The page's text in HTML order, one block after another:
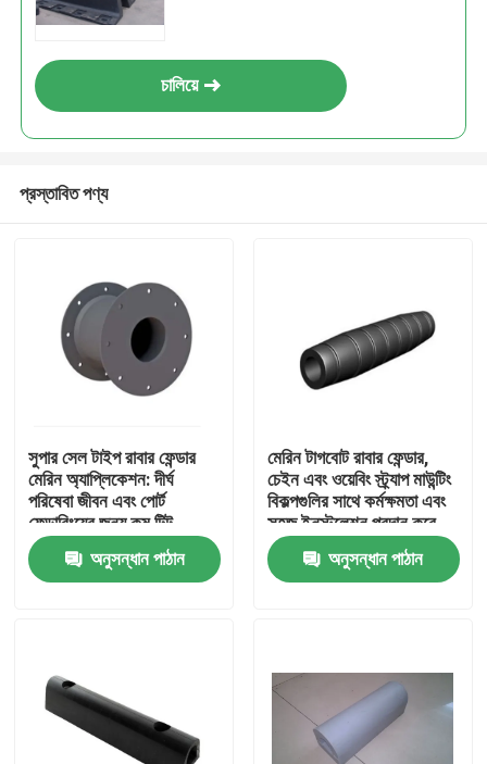
পণ্য
আমাদের সম্পর্কে
চালিয়ে
প্রস্তাবিত পণ্য
সুপার সেল টাইপ রাবার ফেন্ডার
মেরিন অ্যাপ্লিকেশন: দীর্ঘ
পরিষেবা জীবন এবং পোর্ট
ফেন্ডারিংয়ের জন্য কম টিল্ট
কম্প্রেশন বৈশিষ্ট্যযুক্ত
অনুসন্ধান পাঠান
মেরিন টাগবোট রাবার ফেন্ডার,
চেইন এবং ওয়েবিং স্ট্র্যাপ মাউন্টিং
বিকল্পগুলির সাথে কর্মক্ষমতা এবং
সহজ ইনস্টলেশন প্রদান করে
অনুসন্ধান পাঠান